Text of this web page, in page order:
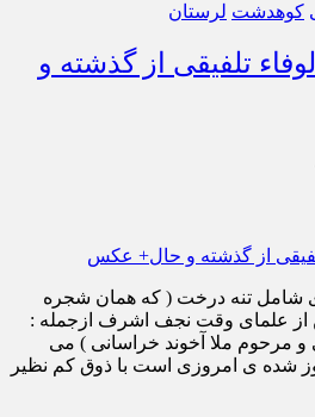
کوهدشت لرستان
تلفیقی از گذشته و
شامل تنه درخت ( که همان شجره
که مزین به مهر ٢٦ تن از علمای وقت نجف اشرف ازجمله :
مرحوم ملا آخوند خراسانی ) می
شده ی امروزی است با ذوق کم نظیر